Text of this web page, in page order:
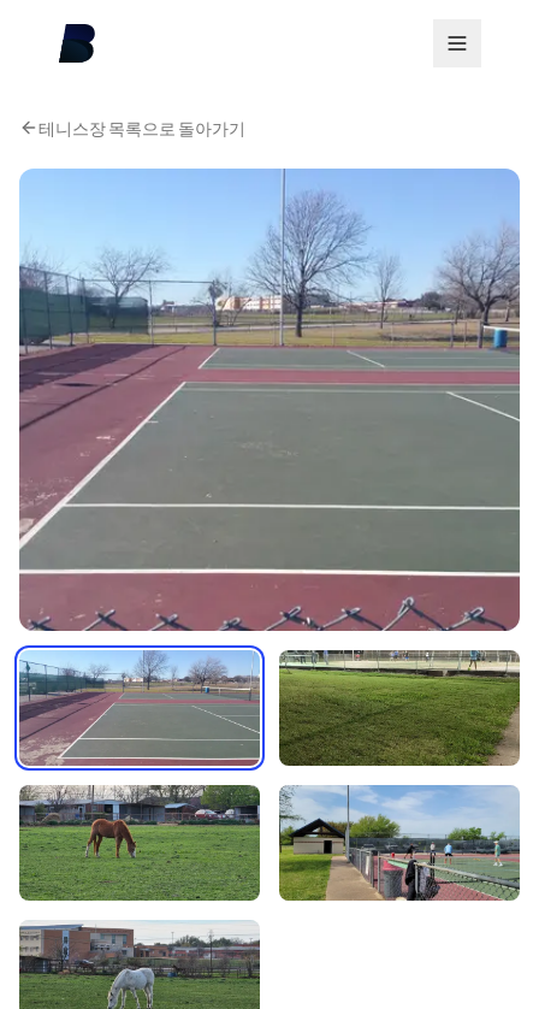
테니스장 목록으로 돌아가기